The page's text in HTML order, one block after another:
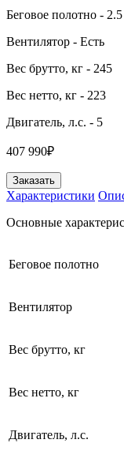
Беговое полотно -
Вентилятор - Есть
Вес брутто, кг - 245
Вес нетто, кг - 223
Двигатель, л.с. - 5
407 990₽
Заказать
Характеристики
Основные
Беговое полотно
Вентилятор
Вес брутто, кг
Вес нетто, кг
Двигатель, л.с.